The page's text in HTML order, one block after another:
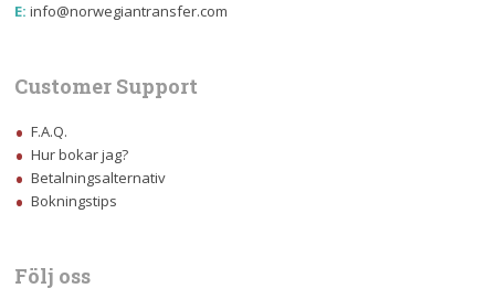
E: info@norwegiantransfer.com
Customer Support
F.A.Q.
Hur bokar jag?
Betalningsalternativ
Bokningstips
Följ oss